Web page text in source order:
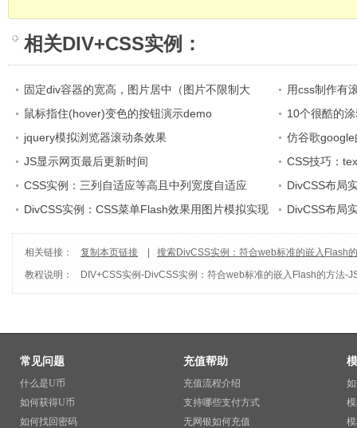
相关DIV+CSS实例 ：
固定div容器的宽高，图片居中（图片不限制大
小）
用css制作有
鼠标指住(hover)变色的按钮演示demo
10个很酷的
jquery模拟浏览器滚动条效果
仿谷歌
JS显示网页最后更新时间
CSS技巧：
CSS实例：三列自适应等高且中列宽度自适应
DivCSS布局
有语义
DivCSS实例：CSS菜单Flash效果用图片模拟实现 DivCSS布局
相关链接： 复制本页链接
搜索DivCSS实例：符合web标准的嵌入Flash
教程说明：
DIV+CSS实例-DivCSS实例：符合web标准的嵌入Flash的方法-
常见问题
什么是U币
如何获得U币
如何找回密码
充值帮助
充值流程介绍
支持哪些支付方式
无网银如何充值